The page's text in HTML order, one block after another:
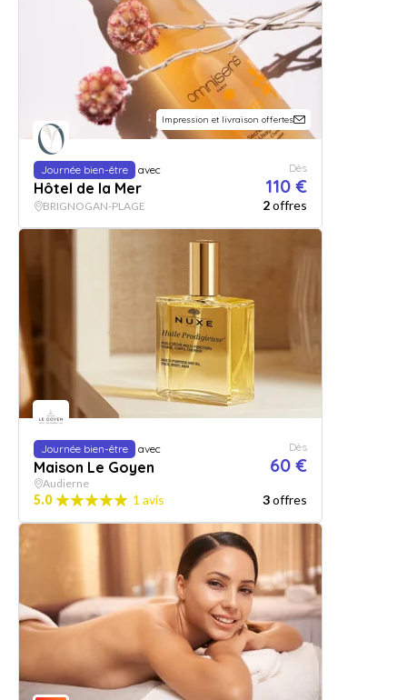
Impression et livraison offertes
Journée bien-être avec
Hôtel de la Mer
Dès
110 €
BRIGNOGAN-PLAGE 2offres
Journée bien-être avec
Maison Le Goyen
Dès
60 €
Audierne
5.0 1 avis 3offres